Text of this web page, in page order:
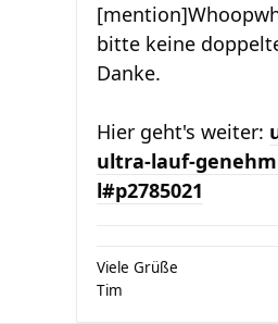
bitte keine
Danke.
Hier geht's weiter:
ultra-lauf-
l#p2785021
Viele Grüße
Tim